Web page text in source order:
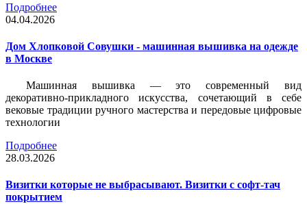
Подробнее
04.04.2026
Дом Хлопковой Совушки - машинная вышивка на одежде
в Москве
Машинная вышивка — это современный вид
декоративно-прикладного искусства, сочетающий в себе
вековые традиции ручного мастерства и передовые цифровые
технологии
Подробнее
28.03.2026
Визитки которые не выбрасывают. Визитки с софт-тач
покрытием